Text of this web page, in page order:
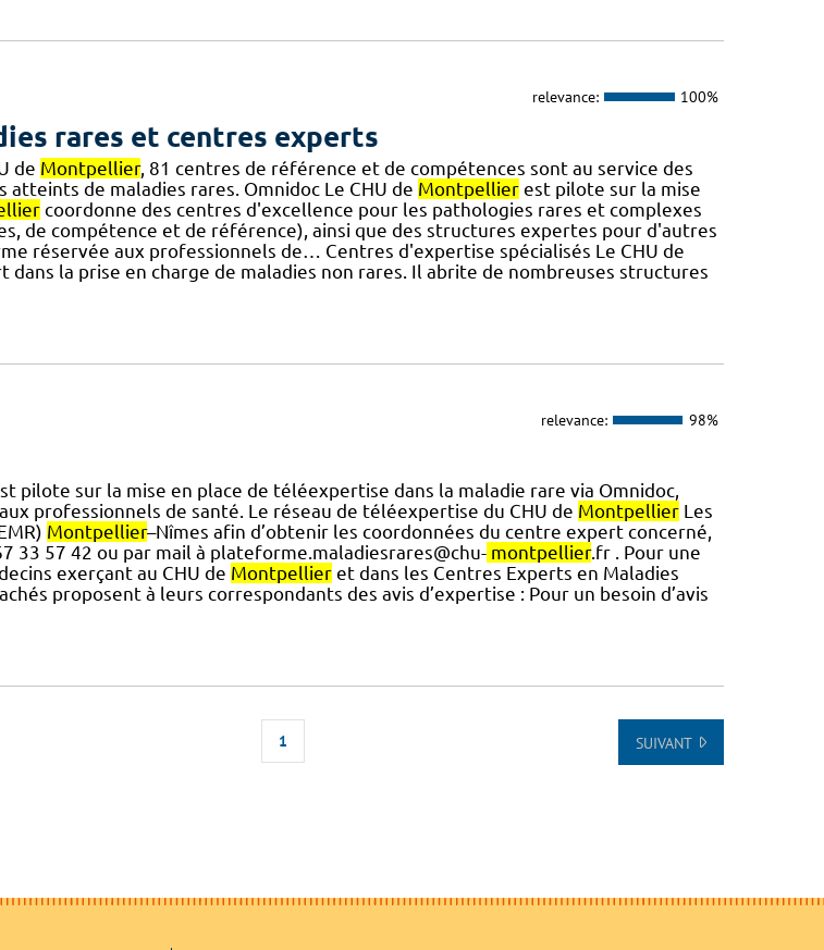
relevance: 100%
rares et centres experts
de Montpellier, 81 centres de référence et de compétences sont au service des
de maladies rares. Omnidoc Le CHU de Montpellierest pilote sur la mise
coordonne des centres d'excellence pour les pathologies rares et complexes
de compétence et de référence), ainsi que des structures expertes pour d'autres
réservée aux professionnels de… Centres d'expertise spécialisés Le CHU de
dans la prise en charge de maladies non rares. Il abrite de nombreuses structures
relevance: 98%
pilote sur la mise en place de téléexpertise dans la maladie rare via Omnidoc,
professionnels de santé. Le réseau de téléexpertise du CHU de MontpellierLes
Montpellier–Nîmes afin d’obtenir les coordonnées du centre expert concerné,
33 57 42 ou par mail à plateforme.maladiesrares@chu- montpellier.fr . Pour une
exerçant au CHU de Montpellieret dans les Centres Experts en Maladies
proposent à leurs correspondants des avis d’expertise : Pour un besoin d’avis
1 SUIVANT